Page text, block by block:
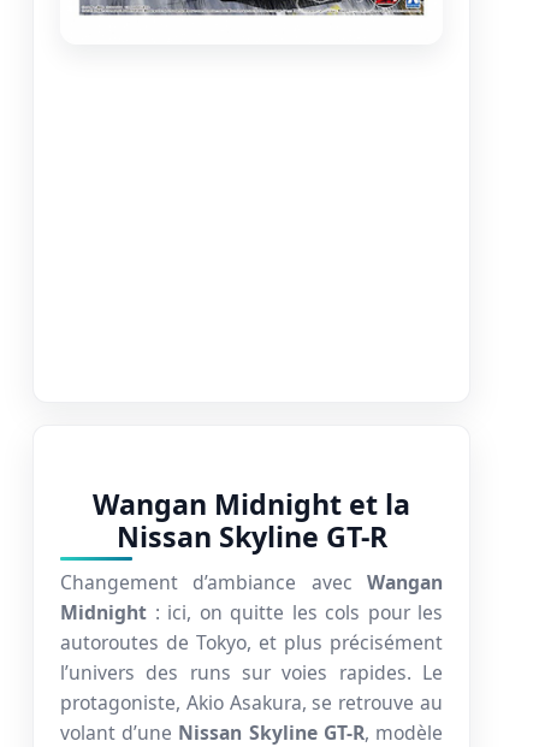
Wangan Midnight et la
Nissan Skyline GT-R
Changement d’ambiance avec Wangan
Midnight : ici, on quitte les cols pour les
autoroutes de Tokyo, et plus précisément
l’univers des runs sur voies rapides. Le
protagoniste, Akio Asakura, se retrouve au
volant d’une Nissan Skyline GT-R, modèle